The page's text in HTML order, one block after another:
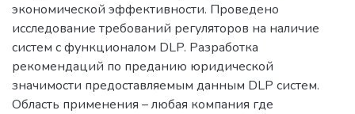
экономической эффективности. Проведено
исследование требований регуляторов на наличие
систем с функционалом DLP. Разработка
рекомендаций по преданию юридической
значимости предоставляемым данным DLP систем.
Область применения – любая компания где